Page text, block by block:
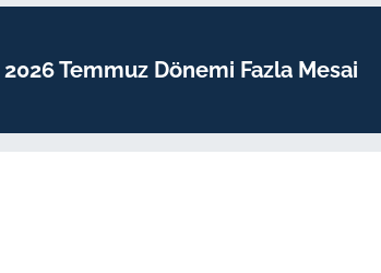
Temmuz Dönemi Fazla Mesai